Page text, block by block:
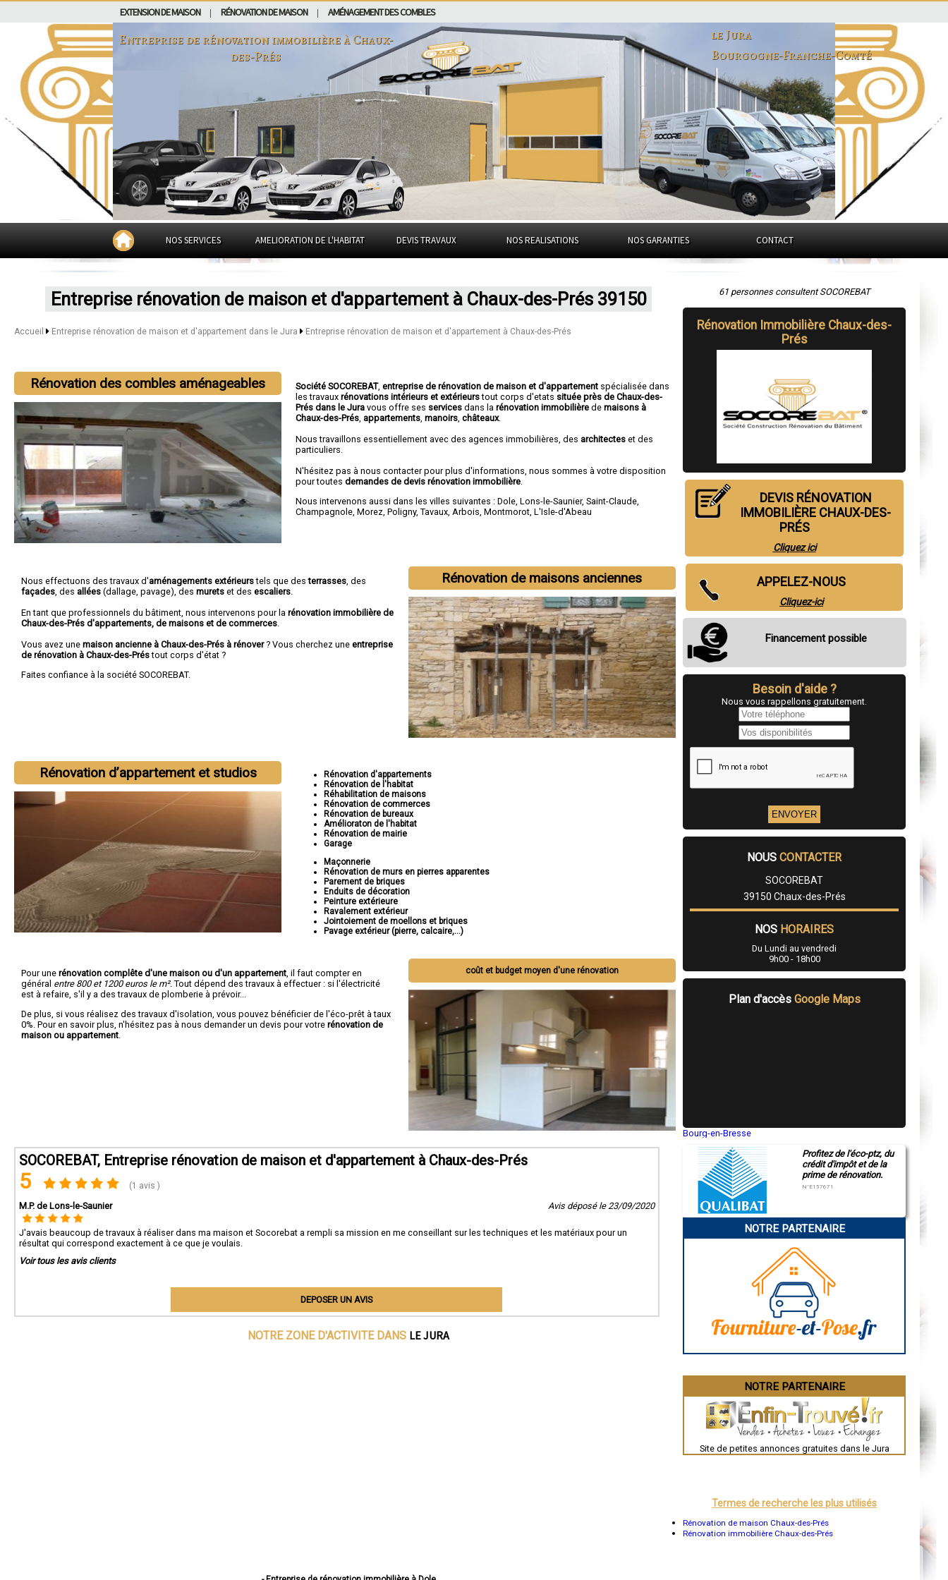
EXTENSION DE MAISON RÉNOVATION DE MAISON AMÉNAGEMENT DES COMBLES
Entreprise de rénovation immobilière àChaux-
des-Prés
le Jura
Bourgogne-Franche-Comté
NOS SERVICES AMELIORATION DE L'HABITAT DEVIS TRAVAUX NOS REALISATIONS NOS GARANTIES CONTACT
Entreprise rénovation de maison et d'appartement à Chaux-des-Prés 39150
Accueil Entreprise rénovation de maison et d'appartement dans le Jura Entreprise rénovation de maison et d'appartement à Chaux-des-Prés
Rénovation des combles aménageables Société SOCOREBAT,entreprise de rénovation de maison et d'appartement spécialisée dans
les travauxrénovations intérieurs et extérieurstout corps d'etats située près de Chaux-des-
Prés dans le Juravous offre ses services dans larénovation immobilière demaisons à
Chaux-des-Prés appartements ,manoirs ,châteaux.
Nous travaillons essentiellement avec des agences immobilières, des architectes et des
particuliers.
N'hésitez pas à nous contacter pour plus d'informations, nous sommes à votre disposition
pour toutesdemandes de devis rénovation immobilière
Nous intervenons aussi dans les villes suivantes :Dole ,Lons-le-Saunier,Saint-Claude
Champagnole ,Morez ,Poligny,Tavaux Arbois ,Montmorot ,L'Isle-d'Abeau
Rénovation de maisons anciennes
Nous effectuons des travaux d'aménagements extérieurstels que desterrasses , des
façades , des allées (dallage, pavage), des murets et des escaliers
En tant que professionnels du bâtiment, nous intervenons pour la rénovation immobilière de
Chaux-des-Prés d'appartements, de maisons et de commerces
Vous avez une maison ancienne à Chaux-des-Prés à rénover? Vous cherchez une entreprise
de rénovation à Chaux-des-Préstout corps d'état ?
Faites confiance à la société SOCOREBAT.
Rénovation d’appartement et studios
Rénovation d'appartements
Rénovation de l'habitat
Réhabilitation de maisons
Rénovation de commerces
Rénovation de bureaux
Amélioraton de l'habitat
Rénovation de mairie
Garage
Maçonnerie
Rénovation de murs en pierres apparentes
Parement de briques
Enduits de décoration
Peinture extérieure
Ravalement extérieur
Jointoiement de moellons et briques
Pavage extérieur (pierre, calcaire,...)
coût et budget moyen d'une rénovation
Pour une rénovation complête d'une maison ou d'un appartement , il faut compter en
général entre 800 et 1200 euros le m². Tout dépend des travaux à effectuer : si l'électricité
est à refaire, s'il y a des travaux de plomberie à prévoir...
De plus, si vous réalisez des travaux d'isolation, vous pouvez bénéficier de l'éco-prêt à taux
0%. Pour en savoir plus, n'hésitez pas à nous demander un devis pour votre rénovation de
maison ou appartement
SOCOREBAT, Entreprise rénovation de maison et d'appartement à Chaux-des-Prés
5 (1 avis )
M.P. de Lons-le-Saunier Avis déposé le 23/09/2020
J'avais beaucoup de travaux à réaliser dans ma maison et Socorebat a rempli sa mission en me conseillant sur les techniques et les matériaux pour un
résultat qui correspond exactement à ce que je voulais.
Voir tous les avis clients
DEPOSER UN AVIS
NOTRE ZONE D'ACTIVITE DANS LE JURA
61 personnes consultent SOCOREBAT
Rénovation Immobilière Chaux-des-
Prés
DEVIS RÉNOVATION
IMMOBILIÈRE CHAUX-DES-
PRÉS
Cliquez ici
APPELEZ-NOUS
Cliquez-ici
Financement possible
Besoin d'aide ?
Nous vous rappellons gratuitement.
NOUS CONTACTER
SOCOREBAT
39150 Chaux-des-Prés
NOS HORAIRES
Du Lundi au vendredi
9h00 - 18h00
Plan d'accès Google Maps
Bourg-en-Bresse
Montluçon
Manosque
Gap
Charleville-Mézières
Pamiers
Narbonne
Brive-la-Gaillarde
Guéret
Besançon
Évreux
Chartres
Nîmes
Auch
Dole
Mont-de-Marsan
Profitez de l'éco-ptz, du
crédit d'impôt et de la
prime de rénovation.
N°E157671
NOTRE PARTENAIRE
NOTRE PARTENAIRE
Site de petites annonces gratuites dans le Jura
Termes de recherche les plus utilisés
Rénovation de maison Chaux-des-Prés
Rénovation immobilière Chaux-des-Prés